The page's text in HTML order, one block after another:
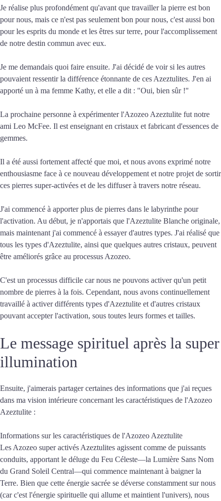
Je réalise plus profondément qu'avant que travailler la pierre est bon
pour nous, mais ce n'est pas seulement bon pour nous, c'est aussi bon
pour les esprits du monde et les êtres sur terre, pour l'accomplissement
de notre destin commun avec eux.
Je me demandais quoi faire ensuite. J'ai décidé de voir si les autres
pouvaient ressentir la différence étonnante de ces Azeztulites. J'en ai
apporté un à ma femme Kathy, et elle a dit : "Oui, bien sûr !"
La prochaine personne à expérimenter l'Azozeo Azeztulite fut notre
ami Leo McFee. Il est enseignant en cristaux et fabricant d'essences de
gemmes.
Il a été aussi fortement affecté que moi, et nous avons exprimé notre
enthousiasme face à ce nouveau développement et notre projet de sortir
ces pierres super-activées et de les diffuser à travers notre réseau.
J'ai commencé à apporter plus de pierres dans le labyrinthe pour
l'activation. Au début, je n'apportais que l'Azeztulite Blanche originale,
mais maintenant j'ai commencé à essayer d'autres types. J'ai réalisé que
tous les types d'Azeztulite, ainsi que quelques autres cristaux, peuvent
être améliorés grâce au processus Azozeo.
C'est un processus difficile car nous ne pouvons activer qu'un petit
nombre de pierres à la fois. Cependant, nous avons continuellement
travaillé à activer différents types d'Azeztulite et d'autres cristaux
pouvant accepter l'activation, sous toutes leurs formes et tailles.
Le message spirituel après la super
illumination
Ensuite, j'aimerais partager certaines des informations que j'ai reçues
dans ma vision intérieure concernant les caractéristiques de l'Azozeo
Azeztulite :
Informations sur les caractéristiques de l'Azozeo Azeztulite
Les Azozeo super activés Azeztulites agissent comme de puissants
conduits, apportant le déluge du Feu Céleste—la Lumière Sans Nom
du Grand Soleil Central—qui commence maintenant à baigner la
Terre. Bien que cette énergie sacrée se déverse constamment sur nous
(car c'est l'énergie spirituelle qui allume et maintient l'univers), nous